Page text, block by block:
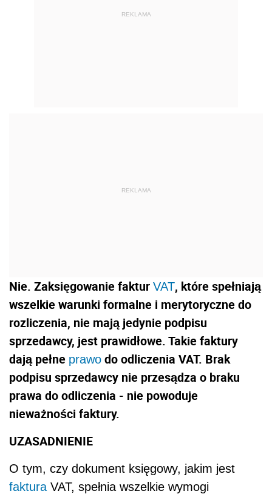
REKLAMA
REKLAMA
Nie. Zaksięgowanie faktur VAT, które spełniają
wszelkie warunki formalne i merytoryczne do
rozliczenia, nie mają jedynie podpisu
sprzedawcy, jest prawidłowe. Takie faktury
dają pełne prawo do odliczenia VAT. Brak
podpisu sprzedawcy nie przesądza o braku
prawa do odliczenia - nie powoduje
nieważności faktury.
UZASADNIENIE
O tym, czy dokument księgowy, jakim jest
faktura VAT, spełnia wszelkie wymogi